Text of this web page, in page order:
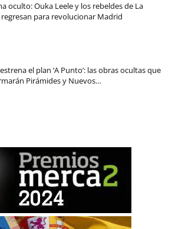
oculto: Ouka Leele y los rebeldes de La
para revolucionar Madrid
el plan ‘A Punto’: las obras ocultas que
Pirámides y Nuevos…